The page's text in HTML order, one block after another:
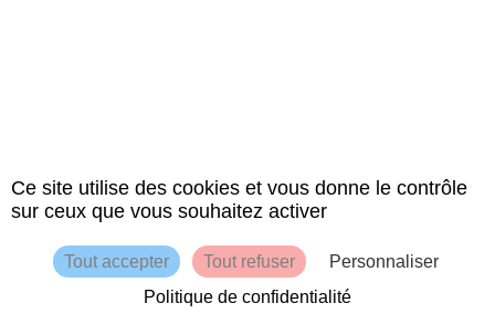
Ce site utilise des cookies et vous donne le contrôle
sur ceux que vous souhaitez activer
Tout accepter Tout refuser
Personnaliser
Politique de confidentialité